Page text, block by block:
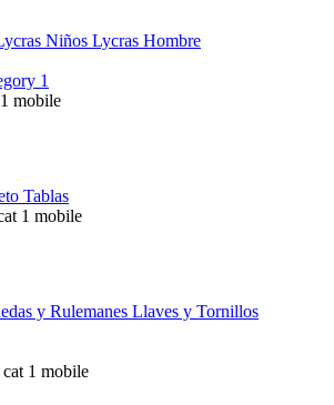
Niños Lycras Hombre
Tablas
y Rulemanes Llaves y Tornillos